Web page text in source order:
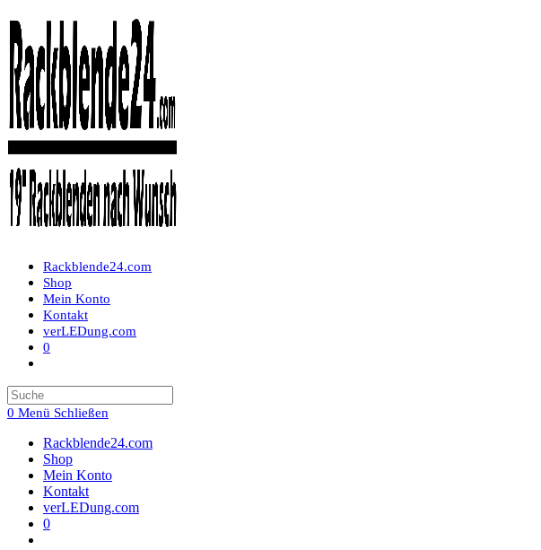
Inhalt
springen
Rackblende24.com
Shop
Mein Konto
Kontakt
verLEDung.com
0
search
0 Menü Schließen
Rackblende24.com
Shop
Mein Konto
Kontakt
verLEDung.com
0